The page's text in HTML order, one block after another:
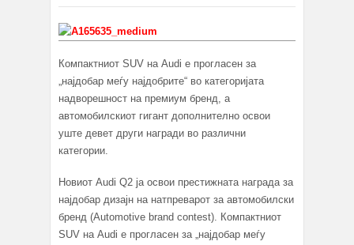
Компактниот SUV на Audi е прогласен за
„најдобар меѓу најдобрите“ во категоријата
надворешност на премиум бренд, а
автомобилскиот гигант дополнително освои
уште девет други награди во различни
категории.
Новиот Audi Q2 ја освои престижната награда за
најдобар дизајн на натпреварот за автомобилски
бренд (Automotive brand contest). Компактниот
SUV на Audi е прогласен за „најдобар меѓу